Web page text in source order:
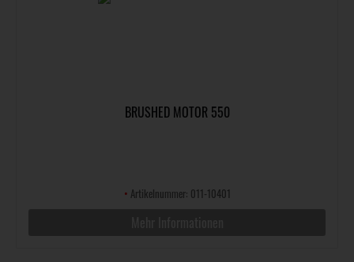
BRUSHED MOTOR 550
• Artikelnummer: 011-10401